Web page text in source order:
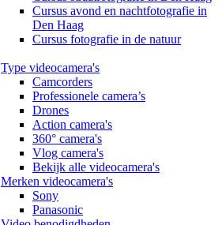
Cursus avond en nachtfotografie in
Den Haag
Cursus fotografie in de natuur
Type videocamera's
Camcorders
Professionele camera’s
Drones
Action camera's
360° camera's
Vlog camera's
Bekijk alle videocamera's
Merken videocamera's
Sony
Panasonic